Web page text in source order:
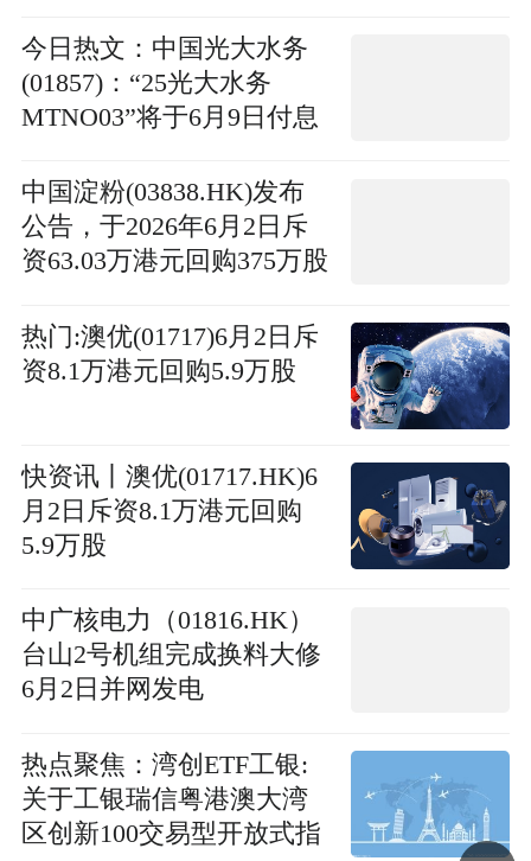
总经理（主持工作）任职
资格 视焦点讯
今日热文：中国光大水务
(01857)：“25光大水务
MTNO03”将于6月9日付息
中国淀粉(03838.HK)发布
公告，于2026年6月2日斥
资63.03万港元回购375万股
热门:澳优(01717)6月2日斥
资8.1万港元回购5.9万股
快资讯丨澳优(01717.HK)6
月2日斥资8.1万港元回购
5.9万股
中广核电力（01816.HK）
台山2号机组完成换料大修
6月2日并网发电
热点聚焦：湾创ETF工银:
关于工银瑞信粤港澳大湾
区创新100交易型开放式指